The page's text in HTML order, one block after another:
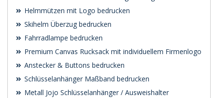
Helmmützen mit Logo bedrucken
Skihelm Überzug bedrucken
Fahrradlampe bedrucken
Premium Canvas Rucksack mit individuellem Firmenlogo
Anstecker & Buttons bedrucken
Schlüsselanhänger Maßband bedrucken
Metall Jojo Schlüsselanhänger / Ausweishalter